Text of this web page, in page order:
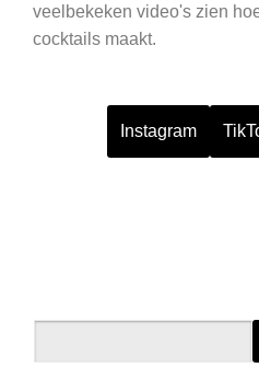
veelbekeken video's zien
cocktails maakt.
Instagram